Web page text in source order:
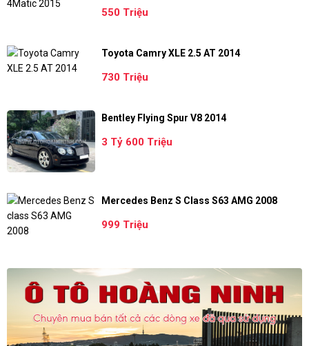
550 Triệu
Toyota Camry XLE 2.5 AT 2014
730 Triệu
Bentley Flying Spur V8 2014
3 Tỷ 600 Triệu
Mercedes Benz S Class S63 AMG 2008
999 Triệu